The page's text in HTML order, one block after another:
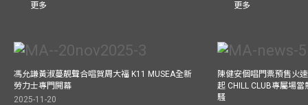
更多
更多
馮允謙黃淑蔓靚聲合唱賀周大福 K11 MUSEA全新
勞力士專門開幕
2025-11-20
陳健安個唱門票預售火
起 CHILL CLUB專屬場
騷